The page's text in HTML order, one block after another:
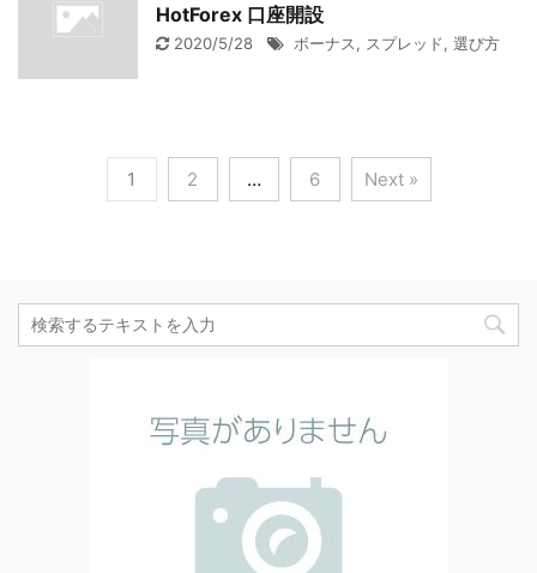
HotForex 口座開設
2020/5/28 ボーナス, スプレッド, 選び方
1 2 … 6 Next »